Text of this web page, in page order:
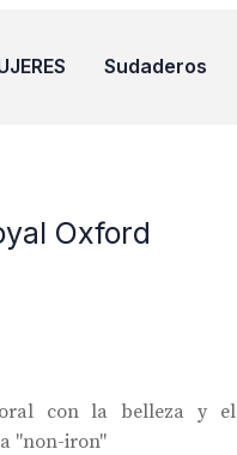
Sudaderos
Oxford
con la belleza y el
"non-iron"